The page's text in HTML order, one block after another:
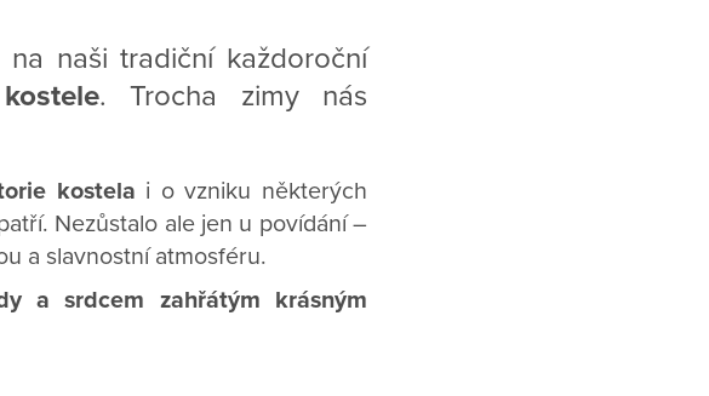
naši tradiční každoroční
. Trocha zimy nás
kostela i o vzniku některých
Nezůstalo ale jen u povídání –
a slavnostní atmosféru.
a srdcem zahřátým krásným